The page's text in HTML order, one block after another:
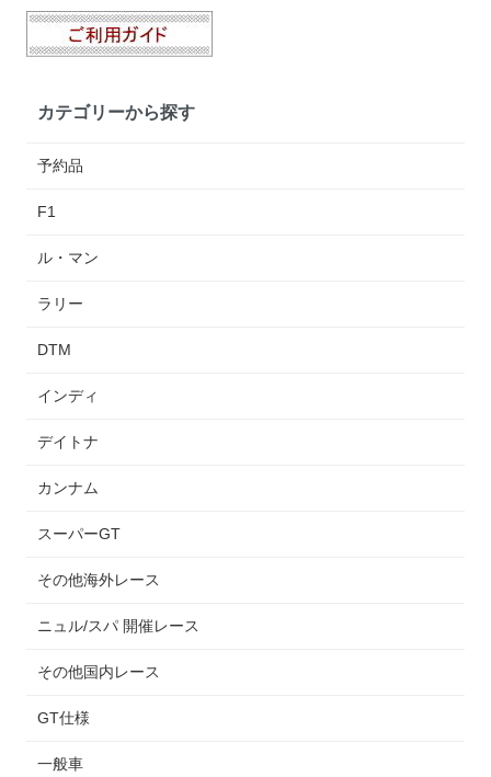
カテゴリーから探す
予約品
F1
ル・マン
ラリー
DTM
インディ
デイトナ
カンナム
スーパーGT
その他海外レース
ニュル/スパ 開催レース
その他国内レース
GT仕様
一般車